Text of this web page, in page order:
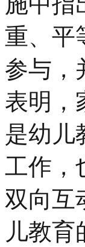
重、平
参与，
表明，
是幼儿
工作，
双向互
儿教